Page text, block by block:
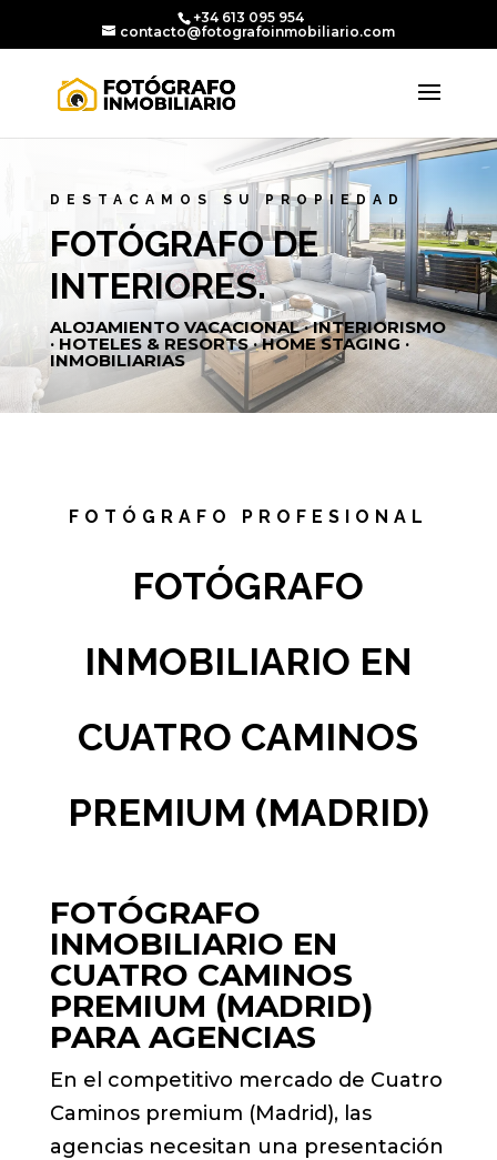
+34 613 095 954
contacto@fotografoinmobiliario.com
DESTACAMOS SU PROPIEDAD
FOTÓGRAFO DE
INTERIORES.
ALOJAMIENTO VACACIONAL · INTERIORISMO
· HOTELES & RESORTS · HOME STAGING ·
INMOBILIARIAS
FOTÓGRAFO PROFESIONAL
FOTÓGRAFO
INMOBILIARIO EN
CUATRO CAMINOS
PREMIUM (MADRID)
FOTÓGRAFO
INMOBILIARIO EN
CUATRO CAMINOS
PREMIUM (MADRID)
PARA AGENCIAS
En el competitivo mercado de Cuatro
Caminos premium (Madrid), las
agencias necesitan una presentación